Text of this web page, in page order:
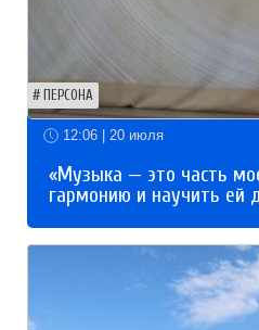
ПЕРСОНА
12:06 | 20 июля
«Музыка — это часть
гармонию и научить ей